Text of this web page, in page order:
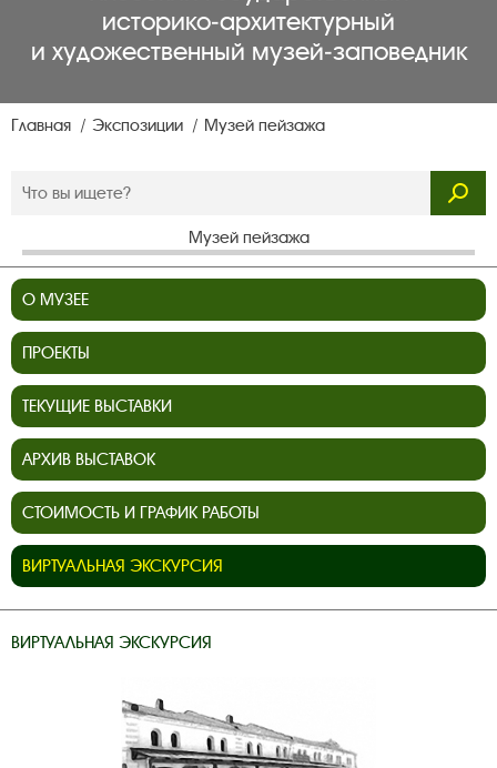
историко‑архитектурный
и художественный музей‑заповедник
Главная Экспозиции Музей пейзажа
Музей пейзажа
О МУЗЕЕ
ПРОЕКТЫ
ТЕКУЩИЕ ВЫСТАВКИ
АРХИВ ВЫСТАВОК
СТОИМОСТЬ И ГРАФИК РАБОТЫ
ВИРТУАЛЬНАЯ ЭКСКУРСИЯ
ВИРТУАЛЬНАЯ ЭКСКУРСИЯ